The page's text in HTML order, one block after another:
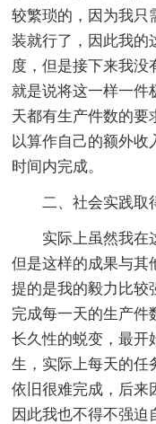
较繁琐的，因为我只
装就行了，因此我的
度，但是接下来我没
就是说将这一样一件
天都有生产件数的要
以算作自己的额外
时间内完成。
二、社会实践取
实际上虽然我在
但是这样的成果与其
提的是我的毅力比较
完成每一天的生产件
长久性的蜕变，最开
生，实际上每天的任
依旧很难完成，后来
因此我也不得不强迫